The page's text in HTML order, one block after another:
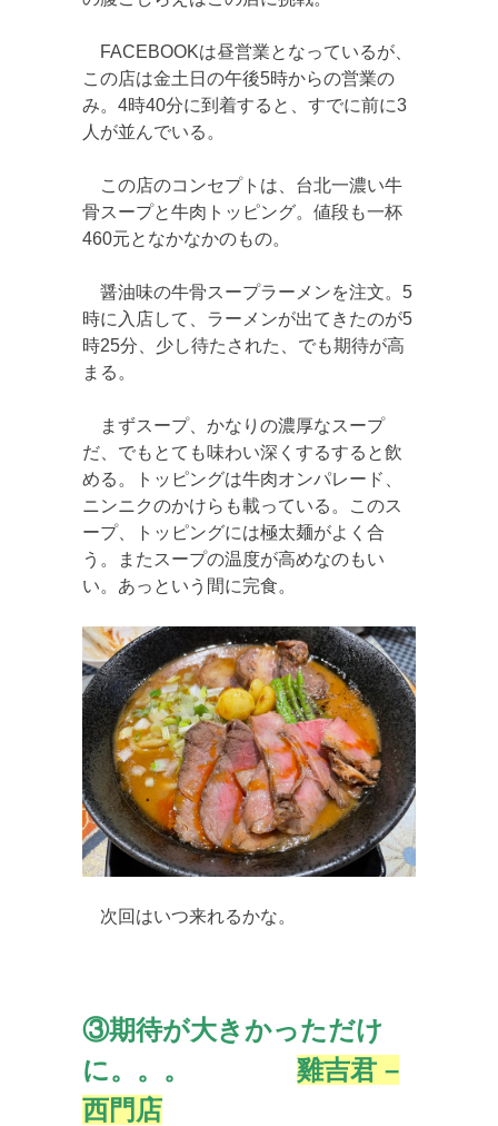
FACEBOOKは昼営業となっているが、
この店は金土日の午後5時からの営業の
み。4時40分に到着すると、すでに前に3
人が並んでいる。
この店のコンセプトは、台北一濃い牛
骨スープと牛肉トッピング。値段も一杯
460元となかなかのもの。
醤油味の牛骨スープラーメンを注文。5
時に入店して、ラーメンが出てきたのが5
時25分、少し待たされた、でも期待が高
まる。
まずスープ、かなりの濃厚なスープ
だ、でもとても味わい深くするすると飲
める。トッピングは牛肉オンパレード、
ニンニクのかけらも載っている。このス
ープ、トッピングには極太麺がよく合
う。またスープの温度が高めなのもい
い。あっという間に完食。
次回はいつ来れるかな。
③期待が大きかっただけ
に。。。 雞吉君 –
西門店